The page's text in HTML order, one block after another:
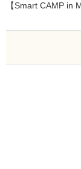
【Smart CAMP in